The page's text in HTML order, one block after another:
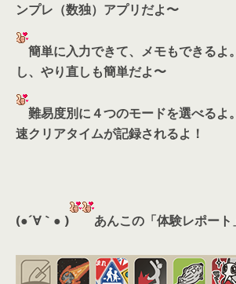
ンプレ（数独）アプリだよ〜
簡単に入力できて、メモもできるよ
し、やり直しも簡単だよ〜
難易度別に４つのモードを選べるよ
速クリアタイムが記録されるよ！
(●´∀｀● ) あんこの「体験レポート